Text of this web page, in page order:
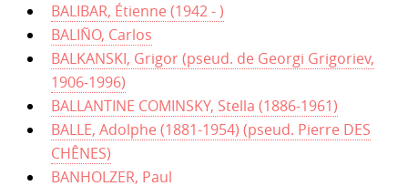
BALIBAR, Étienne (1942 - )
BALIÑO, Carlos
BALKANSKI, Grigor (pseud. de Georgi Grigoriev,
1906-1996)
BALLANTINE COMINSKY, Stella (1886-1961)
BALLE, Adolphe (1881-1954) (pseud. Pierre DES
CHÊNES)
BANHOLZER, Paul